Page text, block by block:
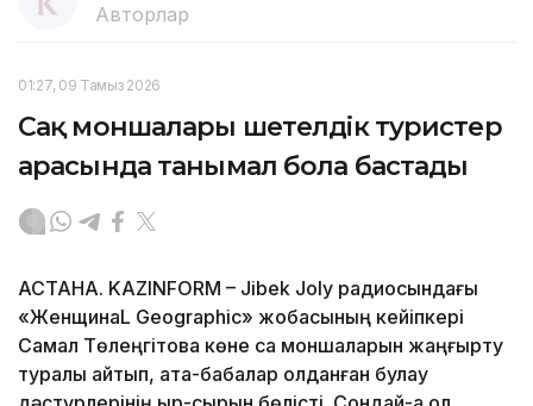
Авторлар
01:27, 09 Тамыз 2026
Сақ моншалары шетелдік туристер
арасында танымал бола бастады
АСТАНА. KAZINFORM – Jibek Joly радиосындағы
«ЖенщинаL Geographic» жобасының кейіпкері
Самал Төлеңгітова көне сақ моншаларын жаңғырту
туралы айтып, ата-бабалар қолданған булау